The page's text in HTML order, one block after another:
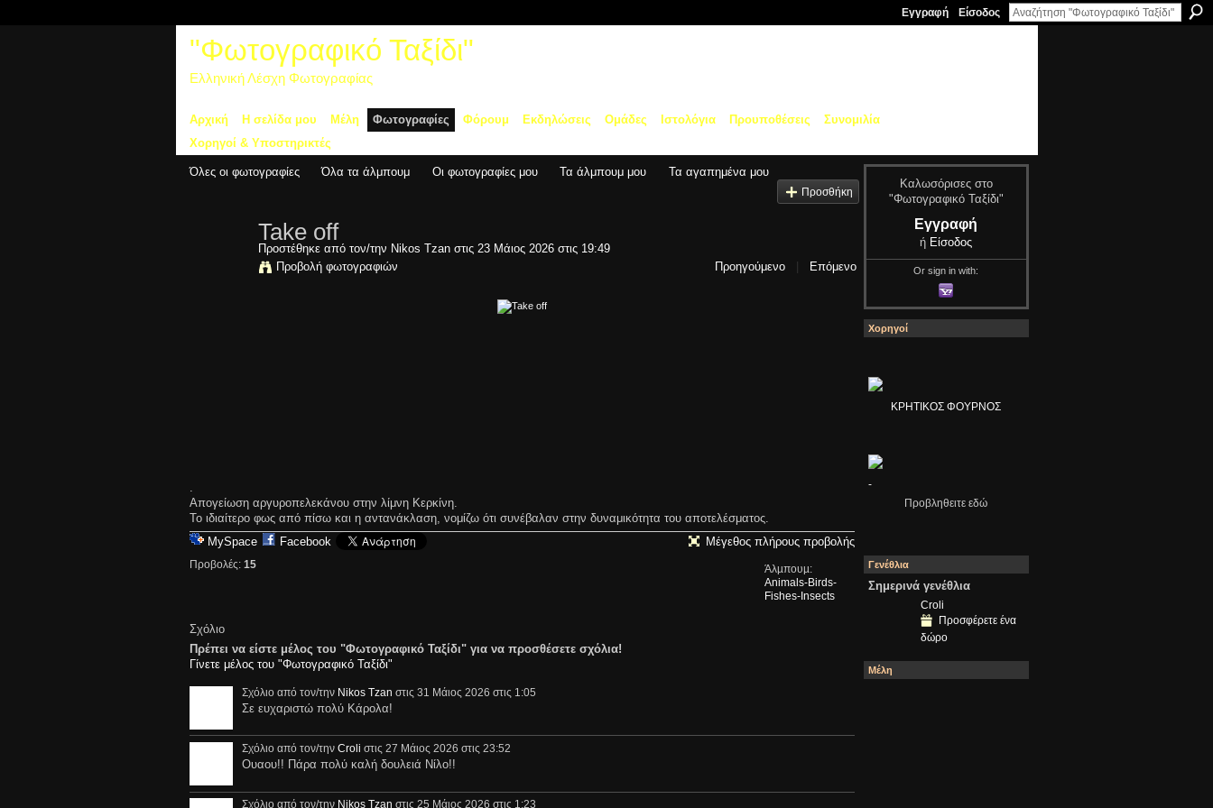
Εγγραφή Είσοδος
"Φωτογραφικό Ταξίδι"
Ελληνική Λέσχη Φωτογραφίας
Αρχική Η σελίδα μου Μέλη Φωτογραφίες Φόρουμ Εκδηλώσεις Ομάδες Ιστολόγια Προυποθέσεις
Συνομιλία
Χορηγοί & Υποστηρικτές
Όλες οι φωτογραφίες Όλα τα άλμπουμ Οι φωτογραφίες μου Τα άλμπουμ μου Τα αγαπημένα μου
Προσθήκη
Take off
Προστέθηκε από τον/την Nikos Tzanστις 23 Μάιος 2026 στις 19:49
Προβολή φωτογραφιών
Προηγούμενο Επόμενο
.
Απογείωση αργυροπελεκάνου στην λίμνη Κερκίνη.
Το ιδιαίτερο φως από πίσω και η αντανάκλαση, νομίζω ότι συνέβαλαν στην δυναμικότητα του αποτελέσματος.
MySpace
Facebook
Προβολές: 15
Μέγεθος πλήρους προβολής
Άλµπουµ:
Animals-Birds-
Fishes-Insects
Σχόλιο
Πρέπει να είστε μέλος του "Φωτογραφικό Ταξίδι" για να προσθέσετε σχόλια!
Γίνετε μέλος του "Φωτογραφικό Ταξίδι"
Σχόλιο από τον/την Nikos Tzan στις 31 Μάιος 2026 στις 1:05
Σε ευχαριστώ πολύ Κάρολα!
Σχόλιο από τον/την Croli στις 27 Μάιος 2026 στις 23:52
Ουαου!! Πάρα πολύ καλή δουλειά Νίλο!!
Σχόλιο από τον/την Nikos Tzan στις 25 Μάιος 2026 στις 1:23
Καλωσόρισες στο
"Φωτογραφικό Ταξίδι"
Εγγραφή
ή Είσοδος
Or sign in with:
Χορηγοί
ΚΡΗΤΙΚΟΣ ΦΟΥΡΝΟΣ
-
Προβληθειτε εδώ
Γενέθλια
Σημερινά γενέθλια
Croli
Προσφέρετε ένα
δώρο
Μέλη